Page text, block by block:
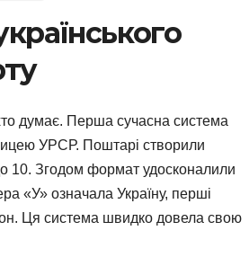
думає. Перша сучасна система
УРСР. Поштарі створили
10. Згодом формат удосконалили
«У» означала Україну, перші
Ця система швидко довела свою